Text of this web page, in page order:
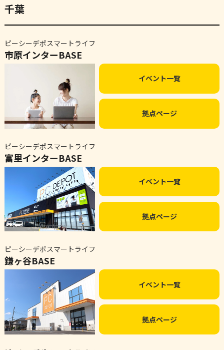
千葉
ピーシーデポスマートライフ
市原インターBASE
イベント一覧
拠点ページ
ピーシーデポスマートライフ
富里インターBASE
イベント一覧
拠点ページ
ピーシーデポスマートライフ
鎌ヶ谷BASE
イベント一覧
拠点ページ